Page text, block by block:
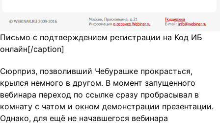
Письмо с подтверждением регистрации на Код ИБ
онлайн[/caption]
Сюрприз, позволивший Чебурашке прокрасться,
крылся немного в другом. В момент запущенного
вебинара переход по ссылке сразу пробрасывал в
комнату с чатом и окном демонстрации презентации.
Однако, для ещё не начавшегося вебинара